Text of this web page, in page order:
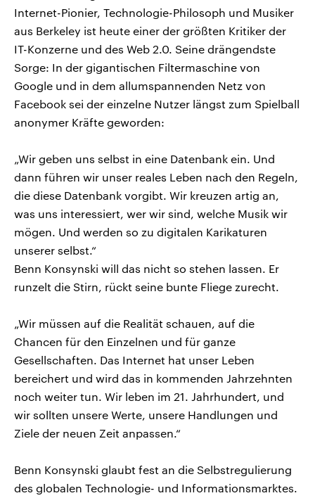
Internet-Pionier, Technologie-Philosoph und Musiker
aus Berkeley ist heute einer der größten Kritiker der
IT-Konzerne und des Web 2.0. Seine drängendste
Sorge: In der gigantischen Filtermaschine von
Google und in dem allumspannenden Netz von
Facebook sei der einzelne Nutzer längst zum Spielball
anonymer Kräfte geworden:
„Wir geben uns selbst in eine Datenbank ein. Und
dann führen wir unser reales Leben nach den Regeln,
die diese Datenbank vorgibt. Wir kreuzen artig an,
was uns interessiert, wer wir sind, welche Musik wir
mögen. Und werden so zu digitalen Karikaturen
unserer selbst.“
Benn Konsynski will das nicht so stehen lassen. Er
runzelt die Stirn, rückt seine bunte Fliege zurecht.
„Wir müssen auf die Realität schauen, auf die
Chancen für den Einzelnen und für ganze
Gesellschaften. Das Internet hat unser Leben
bereichert und wird das in kommenden Jahrzehnten
noch weiter tun. Wir leben im 21. Jahrhundert, und
wir sollten unsere Werte, unsere Handlungen und
Ziele der neuen Zeit anpassen.“
Benn Konsynski glaubt fest an die Selbstregulierung
des globalen Technologie- und Informationsmarktes.